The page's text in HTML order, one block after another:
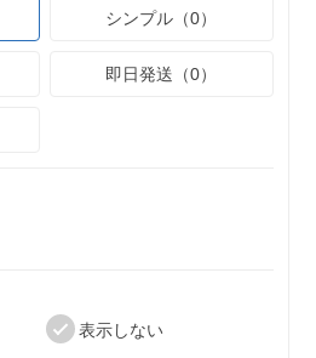
シンプル（0）
即日発送（0）
表示しない